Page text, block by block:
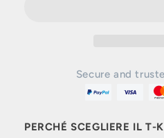
Secure and
PERCHÉ SCEGLIERE IL T-